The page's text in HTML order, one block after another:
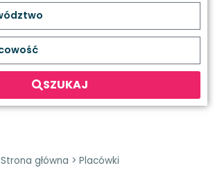
SZUKAJ
Strona główna > Placówki